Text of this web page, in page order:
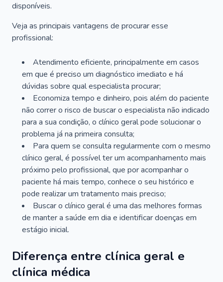
disponíveis.
Veja as principais vantagens de procurar esse
profissional:
Atendimento eficiente, principalmente em casos
em que é preciso um diagnóstico imediato e há
dúvidas sobre qual especialista procurar;
Economiza tempo e dinheiro, pois além do paciente
não correr o risco de buscar o especialista não indicado
para a sua condição, o clínico geral pode solucionar o
problema já na primeira consulta;
Para quem se consulta regularmente com o mesmo
clínico geral, é possível ter um acompanhamento mais
próximo pelo profissional, que por acompanhar o
paciente há mais tempo, conhece o seu histórico e
pode realizar um tratamento mais preciso;
Buscar o clínico geral é uma das melhores formas
de manter a saúde em dia e identificar doenças em
estágio inicial.
Diferença entre clínica geral e
clínica médica